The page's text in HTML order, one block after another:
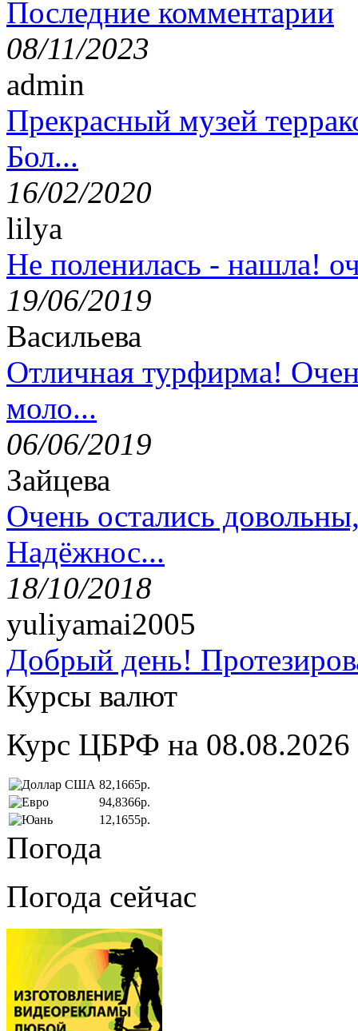
Последние комментарии
08/11/2023
admin
Прекрасный музей
Бол...
16/02/2020
lilya
Не поленилась - нашла!
19/06/2019
Васильева
Отличная турфирма!
моло...
06/06/2019
Зайцева
Очень остались
Надёжнос...
18/10/2018
yuliyamai2005
Добрый день!
Курсы валют
Курс ЦБРФ на 08.08.2026
82,1665р.
94,8366р.
12,1655р.
Погода
Погода сейчас